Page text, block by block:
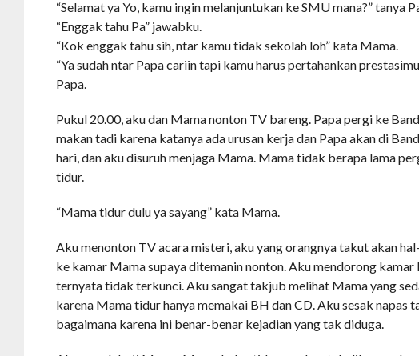
“Selamat ya Yo, kamu ingin melanjuntukan ke SMU mana?” tanya
“Enggak tahu Pa” jawabku.
“Kok enggak tahu sih, ntar kamu tidak sekolah loh” kata Mama.
“Ya sudah ntar Papa cariin tapi kamu harus pertahankan
Papa.
Pukul 20.00, aku dan Mama nonton TV bareng. Papa pergi ke
makan tadi karena katanya ada urusan kerja dan Papa akan di
hari, dan aku disuruh menjaga Mama. Mama tidak berapa lama
tidur.
“Mama tidur dulu ya sayang” kata Mama.
Aku menonton TV acara misteri, aku yang orangnya takut akan
ke kamar Mama supaya ditemanin nonton. Aku mendorong kamar
ternyata tidak terkunci. Aku sangat takjub melihat Mama yang
karena Mama tidur hanya memakai BH dan CD. Aku sesak napas
bagaimana karena ini benar-benar kejadian yang tak diduga.